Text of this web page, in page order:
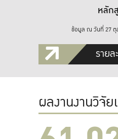
หลัก
ข้อมูล ณ วันที่ 27 ตุ
รายล
ผลงานงานวิจั